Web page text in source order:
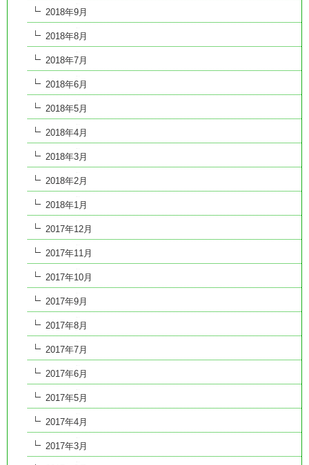
2018年9月
2018年8月
2018年7月
2018年6月
2018年5月
2018年4月
2018年3月
2018年2月
2018年1月
2017年12月
2017年11月
2017年10月
2017年9月
2017年8月
2017年7月
2017年6月
2017年5月
2017年4月
2017年3月